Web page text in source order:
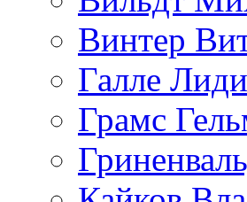
Винтер
Галле
Грамс